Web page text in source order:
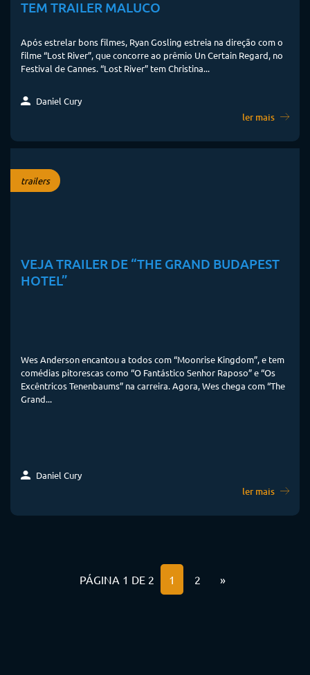
TEM TRAILER MALUCO
Após estrelar bons filmes, Ryan Gosling estreia na direção com o
filme “Lost River”, que concorre ao prêmio Un Certain Regard, no
Festival de Cannes. “Lost River” tem Christina...
Daniel Cury
ler mais
trailers
VEJA TRAILER DE “THE GRAND BUDAPEST
HOTEL”
Wes Anderson encantou a todos com “Moonrise Kingdom”, e tem
comédias pitorescas como “O Fantástico Senhor Raposo” e “Os
Excêntricos Tenenbaums” na carreira. Agora, Wes chega com “The
Grand...
Daniel Cury
ler mais
PÁGINA 1 DE 2 1 2 »